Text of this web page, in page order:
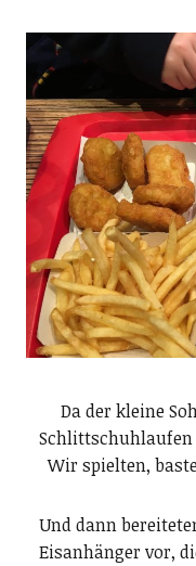
Da der kleine
Wir spielten,
Und dann
Eisanhänger vor,